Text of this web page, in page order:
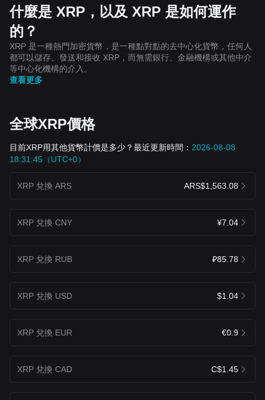
什麼是 XRP，以及 XRP 是如何運作
的？
XRP 是一種熱門加密貨幣，是一種點對點的去中心化貨幣，任何人
都可以儲存、發送和接收 XRP，而無需銀行、金融機構或其他中介
等中心化機構的介入。
查看更多
全球XRP價格
目前XRP用其他貨幣計價是多少？最近更新時間： 2026-08-08
18:31:45（UTC+0）
XRP 兌換 ARS ARS$1,563.08
XRP 兌換 CNY ¥7.04
XRP 兌換 RUB ₽85.78
XRP 兌換 USD $1.04
XRP 兌換 EUR €0.9
XRP 兌換 CAD C$1.45